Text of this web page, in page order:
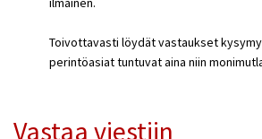
Toivottavasti löydät vastaukset
perintöasiat tuntuvat aina niin
Vastaa viestiin